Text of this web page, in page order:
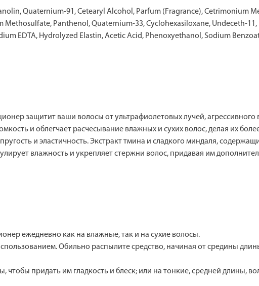
Quaternium-91, Cetearyl Alcohol, Parfum (Fragrance), Cetrimonium
Panthenol, Quaternium-33, Cyclohexasiloxane, Undeceth-
EDTA, Hydrolyzed Elastin, Acetic Acid, Phenoxyethanol, Sodium
защитит ваши волосы от ультрафиолетовых лучей, агрессивного
и облегчает расчесывание влажных и сухих волос, делая их
и эластичность. Экстракт тмина и сладкого миндаля,
влажность и укрепляет стержни волос, придавая им
ежедневно как на влажные, так и на сухие волосы.
Обильно распылите средство, начиная от средины
чтобы придать им гладкость и блеск; или на тонкие, средней длины,